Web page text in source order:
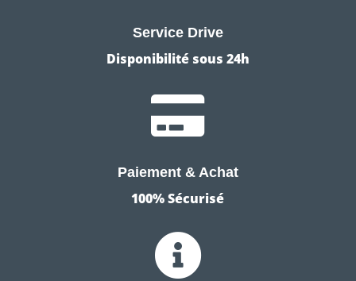
Service Drive
Disponibilité sous 24h

Paiement & Achat
100% Sécurisé
